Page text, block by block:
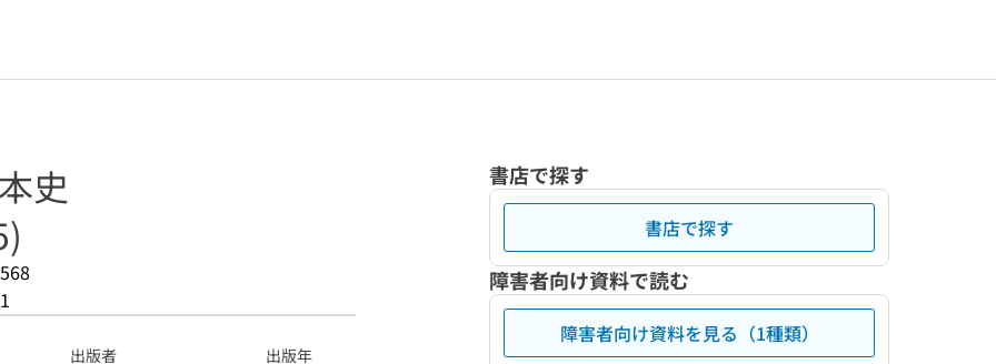
史
出版者 出版年
書店で探す
書店で探す
障害者向け資料で読む
障害者向け資料を見る（1種類）